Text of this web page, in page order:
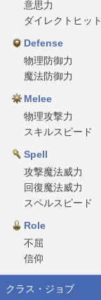
意思力
ダイレクトヒット
Defense
物理防御力
魔法防御力
Melee
物理攻撃力
スキルスピード
Spell
攻撃魔法威力
回復魔法威力
スペルスピード
Role
不屈
信仰
クラス・ジョブ